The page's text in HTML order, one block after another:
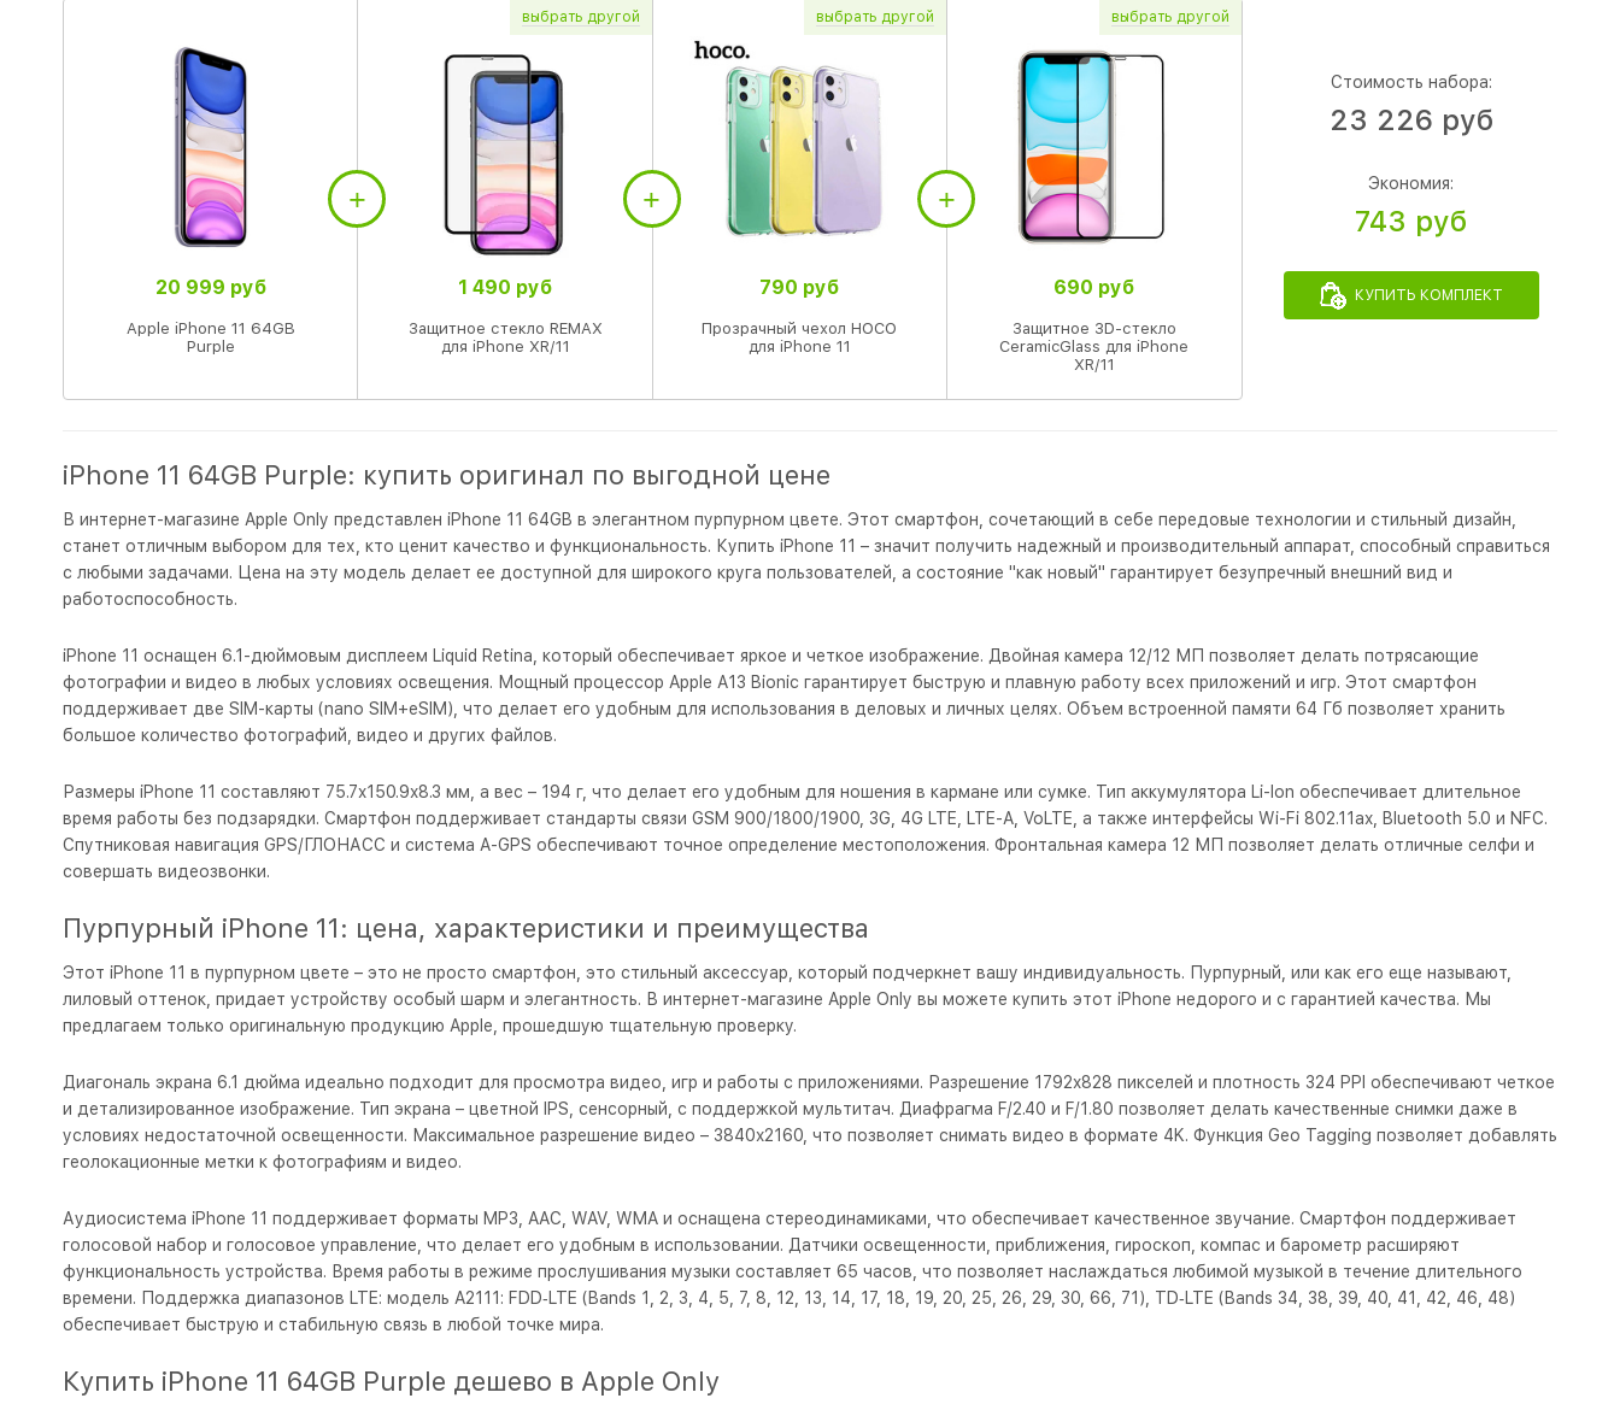
20 999 руб
Apple iPhone 11 64GB
Purple
выбрать другой
1 490 руб
Защитное стекло REMAX
для iPhone XR/11
выбрать другой
790 руб
Прозрачный чехол HOCO
для iPhone 11
выбрать другой
690 руб
Защитное 3D-стекло
CeramicGlass для iPhone
XR/11
Стоимость набора:
23 226 руб
Экономия:
743 руб
КУПИТЬ КОМПЛЕКТ
iPhone 11 64GB Purple: купить оригинал по выгодной цене
В интернет-магазине Apple Only представлен iPhone 11 64GB в элегантном пурпурном цвете. Этот смартфон, сочетающий в себе передовые технологии и стильный дизайн,
станет отличным выбором для тех, кто ценит качество и функциональность. Купить iPhone 11 – значит получить надежный и производительный аппарат, способный справиться
с любыми задачами. Цена на эту модель делает ее доступной для широкого круга пользователей, а состояние "как новый" гарантирует безупречный внешний вид и
работоспособность.
iPhone 11 оснащен 6.1-дюймовым дисплеем Liquid Retina, который обеспечивает яркое и четкое изображение. Двойная камера 12/12 МП позволяет делать потрясающие
фотографии и видео в любых условиях освещения. Мощный процессор Apple A13 Bionic гарантирует быструю и плавную работу всех приложений и игр. Этот смартфон
поддерживает две SIM-карты (nano SIM+eSIM), что делает его удобным для использования в деловых и личных целях. Объем встроенной памяти 64 Гб позволяет хранить
большое количество фотографий, видео и других файлов.
Размеры iPhone 11 составляют 75.7x150.9x8.3 мм, а вес – 194 г, что делает его удобным для ношения в кармане или сумке. Тип аккумулятора Li-Ion обеспечивает длительное
время работы без подзарядки. Смартфон поддерживает стандарты связи GSM 900/1800/1900, 3G, 4G LTE, LTE-A, VoLTE, а также интерфейсы Wi-Fi 802.11ax, Bluetooth 5.0 и NFC.
Спутниковая навигация GPS/ГЛОНАСС и система A-GPS обеспечивают точное определение местоположения. Фронтальная камера 12 МП позволяет делать отличные селфи и
совершать видеозвонки.
Пурпурный iPhone 11: цена, характеристики и преимущества
Этот iPhone 11 в пурпурном цвете – это не просто смартфон, это стильный аксессуар, который подчеркнет вашу индивидуальность. Пурпурный, или как его еще называют,
лиловый оттенок, придает устройству особый шарм и элегантность. В интернет-магазине Apple Only вы можете купить этот iPhone недорого и с гарантией качества. Мы
предлагаем только оригинальную продукцию Apple, прошедшую тщательную проверку.
Диагональ экрана 6.1 дюйма идеально подходит для просмотра видео, игр и работы с приложениями. Разрешение 1792x828 пикселей и плотность 324 PPI обеспечивают четкое
и детализированное изображение. Тип экрана – цветной IPS, сенсорный, с поддержкой мультитач. Диафрагма F/2.40 и F/1.80 позволяет делать качественные снимки даже в
условиях недостаточной освещенности. Максимальное разрешение видео – 3840x2160, что позволяет снимать видео в формате 4K. Функция Geo Tagging позволяет добавлять
геолокационные метки к фотографиям и видео.
Аудиосистема iPhone 11 поддерживает форматы MP3, AAC, WAV, WMA и оснащена стереодинамиками, что обеспечивает качественное звучание. Смартфон поддерживает
голосовой набор и голосовое управление, что делает его удобным в использовании. Датчики освещенности, приближения, гироскоп, компас и барометр расширяют
функциональность устройства. Время работы в режиме прослушивания музыки составляет 65 часов, что позволяет наслаждаться любимой музыкой в течение длительного
времени. Поддержка диапазонов LTE: модель A2111: FDD‑LTE (Bands 1, 2, 3, 4, 5, 7, 8, 12, 13, 14, 17, 18, 19, 20, 25, 26, 29, 30, 66, 71), TD‑LTE (Bands 34, 38, 39, 40, 41, 42, 46, 48)
обеспечивает быструю и стабильную связь в любой точке мира.
Купить iPhone 11 64GB Purple дешево в Apple Only